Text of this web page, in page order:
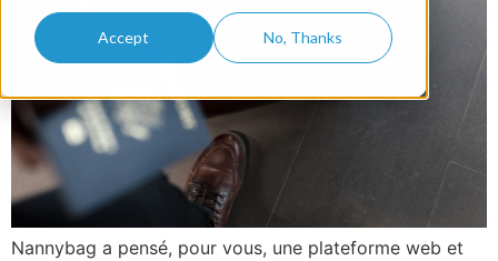
Accept No, Thanks
Nannybag a pensé, pour vous, une plateforme web et